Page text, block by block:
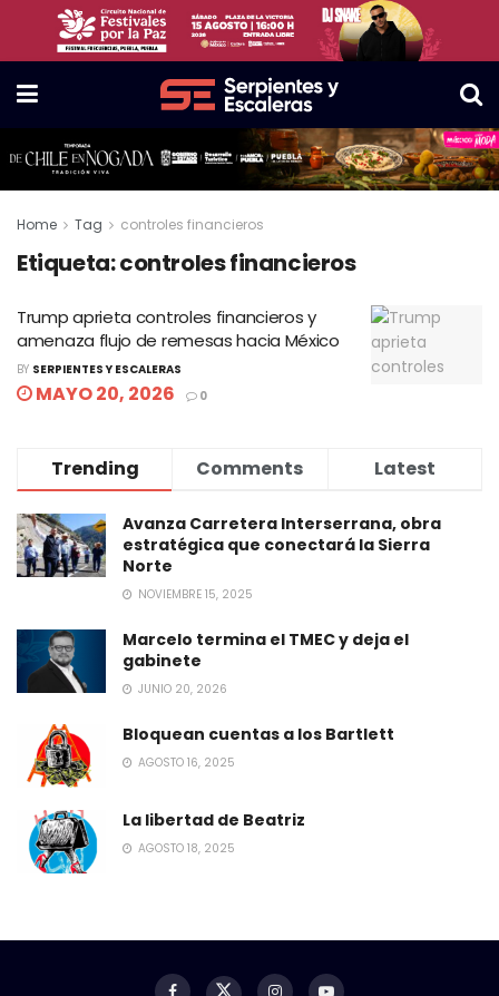
Home Tag controles financieros
Etiqueta:controles financieros
Trump aprieta controles financieros y
amenaza flujo de remesas hacia México
BY SERPIENTES Y ESCALERAS
MAYO 20, 2026 0
Trending Comments Latest
Avanza Carretera Interserrana, obra
estratégica que conectará la Sierra
Norte
NOVIEMBRE 15, 2025
Marcelo termina el TMEC y deja el
gabinete
JUNIO 20, 2026
Bloquean cuentas a los Bartlett
AGOSTO 16, 2025
La libertad de Beatriz
AGOSTO 18, 2025